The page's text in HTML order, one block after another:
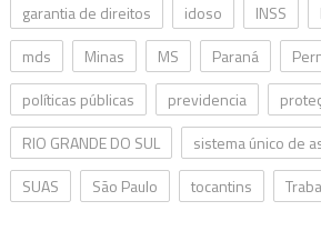
garantia de direitos
idoso INSS
mds
Minas MS Paraná
políticas públicas
previdencia
RIO GRANDE DO SUL
sistema único de
SUAS
São Paulo tocantins